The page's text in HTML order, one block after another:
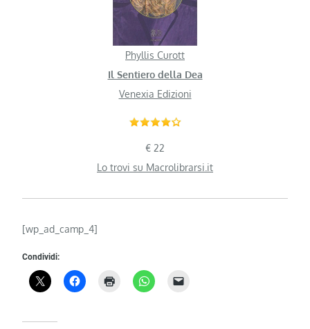
Phyllis Curott
Il Sentiero della Dea
Venexia Edizioni
€ 22
Lo trovi su Macrolibrarsi.it
[wp_ad_camp_4]
Condividi: